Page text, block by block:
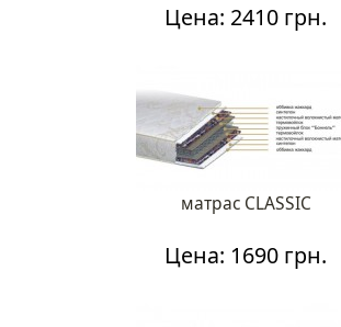
Цена: 2410 грн.
матрас CLASSIC
Цена: 1690 грн.